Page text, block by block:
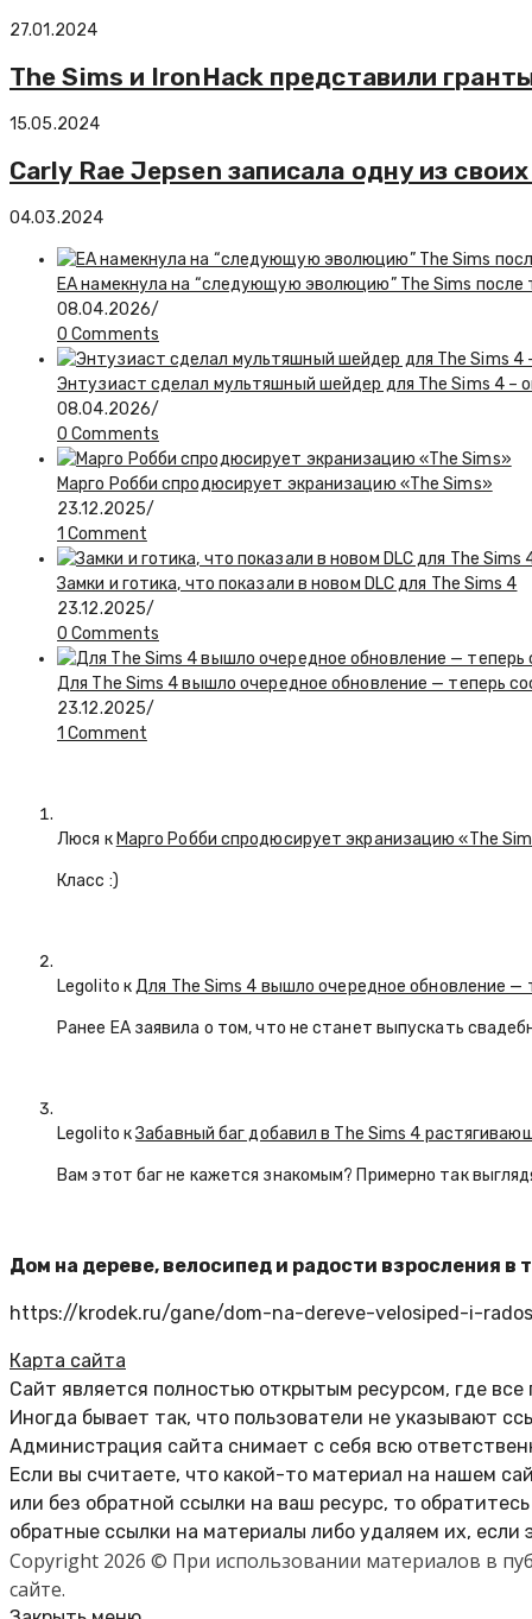
27.01.2024
The Sims и IronHack представили
15.05.2024
Carly Rae Jepsen записала одну из
04.03.2024
EA намекнула на “следующую эволюцию” The Sims после
08.04.2026/
0 Comments
Энтузиаст сделал мультяшный шейдер для The Sims 4 –
08.04.2026/
0 Comments
Марго Робби спродюсирует экранизацию «The Sims»
23.12.2025/
1 Comment
Замки и готика, что показали в новом DLC для The Sims 4
23.12.2025/
0 Comments
Для The Sims 4 вышло очередное обновление — теперь
23.12.2025/
1 Comment
Люся к Марго Робби спродюсирует экранизацию «The
Класс :)
Legolito кДля The Sims 4 вышло очередное обновление
Ранее EA заявила о том, что не станет выпускать
Legolito кЗабавный баг добавил в The Sims 4
Вам этот баг не кажется знакомым? Примерно так
Дом на дереве, велосипед и радости взросления
https://krodek.ru/gane/dom-na-dereve-velosiped-i-
Карта сайта
Сайт является полностью открытым ресурсом, где
Иногда бывает так, что пользователи не указывают
Администрация сайта снимает с себя всю
Если вы считаете, что какой-то материал на нашем
или без обратной ссылки на ваш ресурс, то
обратные ссылки на материалы либо удаляем их, если
Copyright 2026 © При использовании материалов в
сайте.